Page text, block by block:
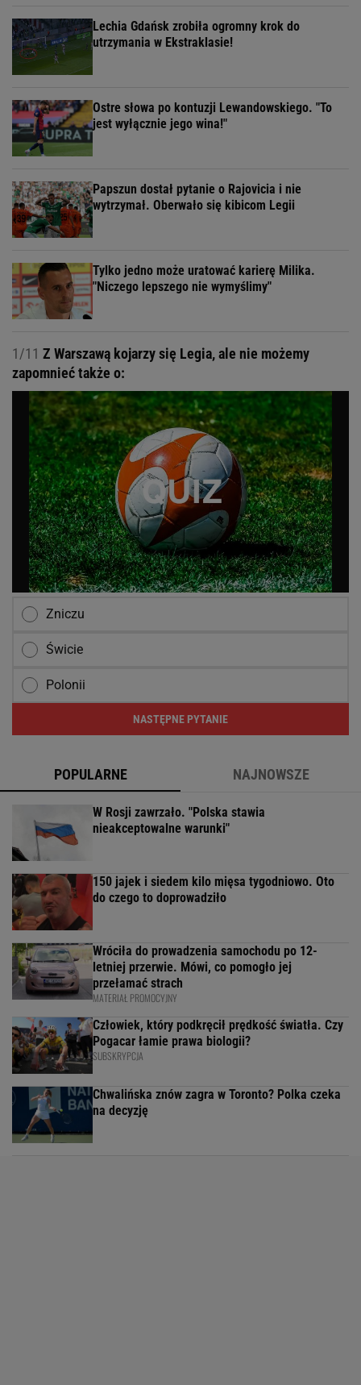
Lechia Gdańsk zrobiła ogromny krok do
utrzymania w Ekstraklasie!
Ostre słowa po kontuzji Lewandowskiego. "To
jest wyłącznie jego wina!"
Papszun dostał pytanie o Rajovicia i nie
wytrzymał. Oberwało się kibicom Legii
Tylko jedno może uratować karierę Milika.
"Niczego lepszego nie wymyślimy"
1/11 Z Warszawą kojarzy się Legia, ale nie możemy
zapomnieć także o:
Zniczu
Świcie
Polonii
NASTĘPNE PYTANIE
POPULARNE NAJNOWSZE
W Rosji zawrzało. "Polska stawia
nieakceptowalne warunki"
150 jajek i siedem kilo mięsa tygodniowo. Oto
do czego to doprowadziło
Wróciła do prowadzenia samochodu po 12-
letniej przerwie. Mówi, co pomogło jej
przełamać strach
MATERIAŁ PROMOCYJNY
Człowiek, który podkręcił prędkość światła. Czy
Pogacar łamie prawa biologii?
SUBSKRYPCJA
Chwalińska znów zagra w Toronto? Polka czeka
na decyzję